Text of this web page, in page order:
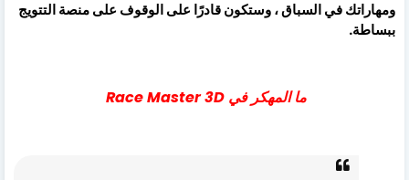
ومهاراتك في السباق ، وستكون قادرًا على الوقوف على منصة التتويج
ببساطة.
ما المهكر في Race Master 3D